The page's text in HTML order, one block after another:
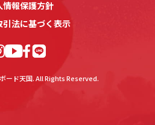
情報保護方針
引法に基づく表示
ード天国. All Rights Reserved.